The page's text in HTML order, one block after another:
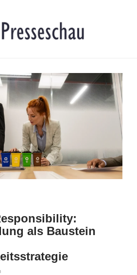
als Baustein